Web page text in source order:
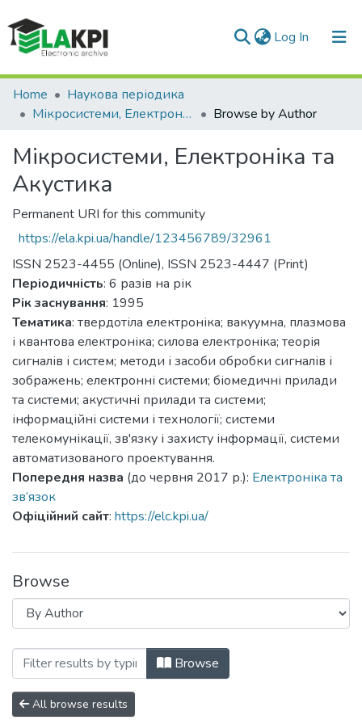
Log In (current)
Communities & Collections
All of DSpace
Home
Наукова періодика
Мікросистеми, Електроніка та Акустика
Browse by Author
Мікросистеми, Електроніка та
Акустика
Permanent URI for this community
https://ela.kpi.ua/handle/123456789/32961
ISSN 2523-4455 (Online), ISSN 2523-4447 (Print)
Періодичність: 6 разів на рік
Рік заснування: 1995
Тематика: твердотіла електроніка; вакуумна, плазмова
і квантова електроніка; силова електроніка; теорія
сигналів і систем; методи і засоби обробки сигналів і
зображень; електронні системи; біомедичні прилади
та системи; акустичні прилади та системи;
інформаційні системи і технології; системи
телекомунікації, зв'язку і захисту інформації, системи
автоматизованого проектування.
Попередня назва (до червня 2017 р.): Електроніка та
зв’язок
Офіційний сайт: https://elc.kpi.ua/
Browse
Browsing Мікросистеми, Електроніка
Browse
All browse results